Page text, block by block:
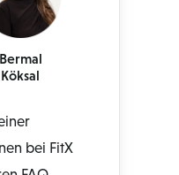
Bermal
Köksal
bei FitX